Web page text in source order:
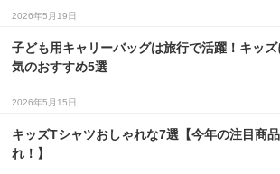
2026年5月19日
子ども用キャリーバッグは旅行で活躍！キッズ
気のおすすめ5選
2026年5月15日
キッズTシャツおしゃれな7選【今年の注目商
れ！】